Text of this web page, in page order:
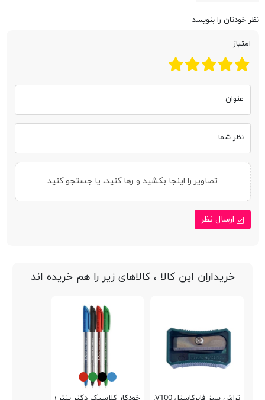
نظر خودتان را بنویسد
امتیاز
عنوان
نظر شما
تصاویر را اینجا بکشید و رها کنید، یا جستجو کنید
ارسال نظر
خریداران این کالا ، کالاهای زیر را هم خریده اند